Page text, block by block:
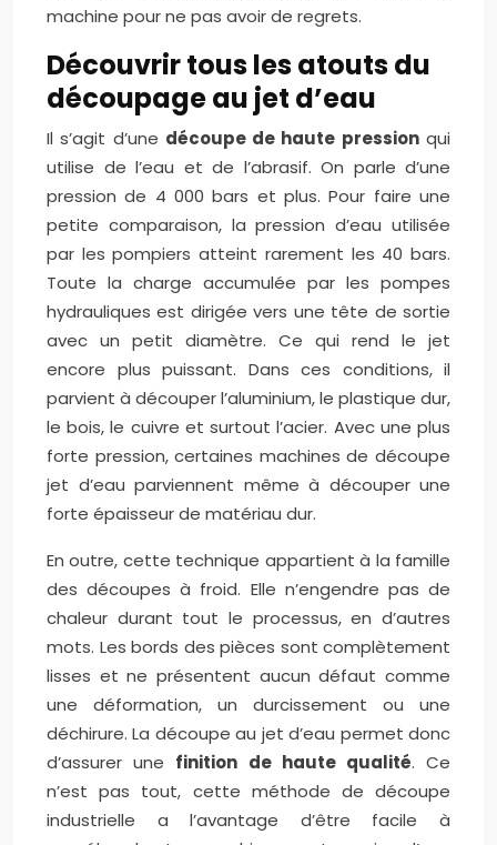
machine pour ne pas avoir de regrets.
Découvrir tous les atouts du
découpage au jet d’eau
Il s’agit d’une découpe de haute pressionqui
utilise de l’eau et de l’abrasif. On parle d’une
pression de 4 000 bars et plus. Pour faire une
petite comparaison, la pression d’eau utilisée
par les pompiers atteint rarement les 40 bars.
Toute la charge accumulée par les pompes
hydrauliques est dirigée vers une tête de sortie
avec un petit diamètre. Ce qui rend le jet
encore plus puissant. Dans ces conditions, il
parvient à découper l’aluminium, le plastique dur,
le bois, le cuivre et surtout l’acier. Avec une plus
forte pression, certaines machines de découpe
jet d’eau parviennent même à découper une
forte épaisseur de matériau dur.
En outre, cette technique appartient à la famille
des découpes à froid. Elle n’engendre pas de
chaleur durant tout le processus, en d’autres
mots. Les bords des pièces sont complètement
lisses et ne présentent aucun défaut comme
une déformation, un durcissement ou une
déchirure. La découpe au jet d’eau permet donc
d’assurer une finition de haute qualité. Ce
n’est pas tout, cette méthode de découpe
industrielle a l’avantage d’être facile à